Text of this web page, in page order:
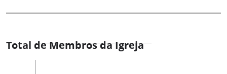
Total de Membros da Igreja